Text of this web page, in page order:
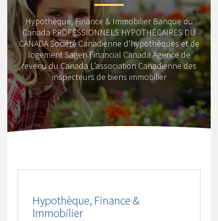
Hypothèque, Finance & Immobilier Banque du
Canada PROFESSIONNELS HYPOTHÉCAIRES DU
CANADA Société Canadienne d’hypothèques et de
logement Sagen Financial Canada Agence de
revenu du Canada L’association Canadienne des
inspecteurs de biens immobilier
Hypothèque, Finance &
Immobilier